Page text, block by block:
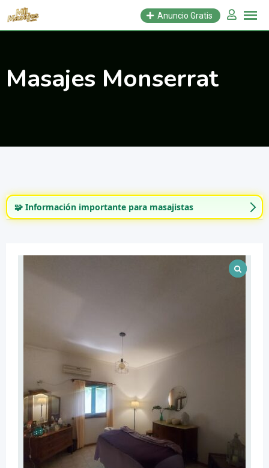
Saltar
Anuncio Gratis
Masajes Monserrat
🧩 Información importante para masajistas